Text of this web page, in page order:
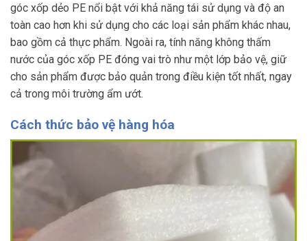
góc xốp dẻo PE nổi bật với khả năng tái sử dụng và độ an
toàn cao hơn khi sử dụng cho các loại sản phẩm khác nhau,
bao gồm cả thực phẩm. Ngoài ra, tính năng không thấm
nước của góc xốp PE đóng vai trò như một lớp bảo vệ, giữ
cho sản phẩm được bảo quản trong điều kiện tốt nhất, ngay
cả trong môi trường ẩm ướt.
Cách thức bảo vệ hàng hóa